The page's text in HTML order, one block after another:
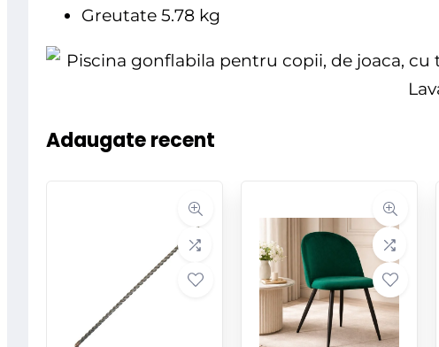
Greutate 5.78 kg
Adaugate recent